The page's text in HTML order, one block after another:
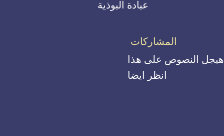
عبادة البوذية
المشاركات
هيجل النصوص على هذا
انظر ايضا